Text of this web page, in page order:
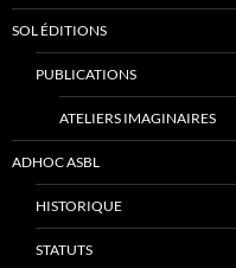
SOL ÉDITIONS
PUBLICATIONS
ATELIERS IMAGINAIRES
ADHOC ASBL
HISTORIQUE
STATUTS